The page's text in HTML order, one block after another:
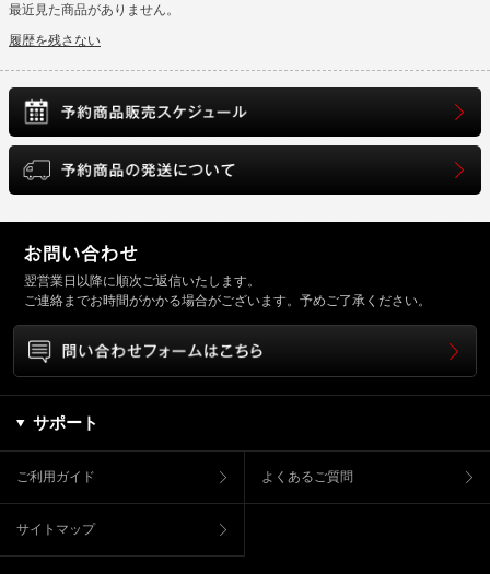
最近見た商品がありません。
履歴を残さない
翌営業日以降に順次ご返信いたします。
ご連絡までお時間がかかる場合がございます。予めご了承ください。
サポート
ご利用ガイド よくあるご質問
サイトマップ